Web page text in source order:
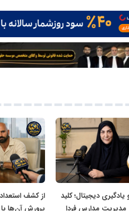
دیجیتال؛ کلید
مدیریت مدارس فردا
از کشف
پرورش آن‌ها
شبکه
خبری
مدیران
نابغه